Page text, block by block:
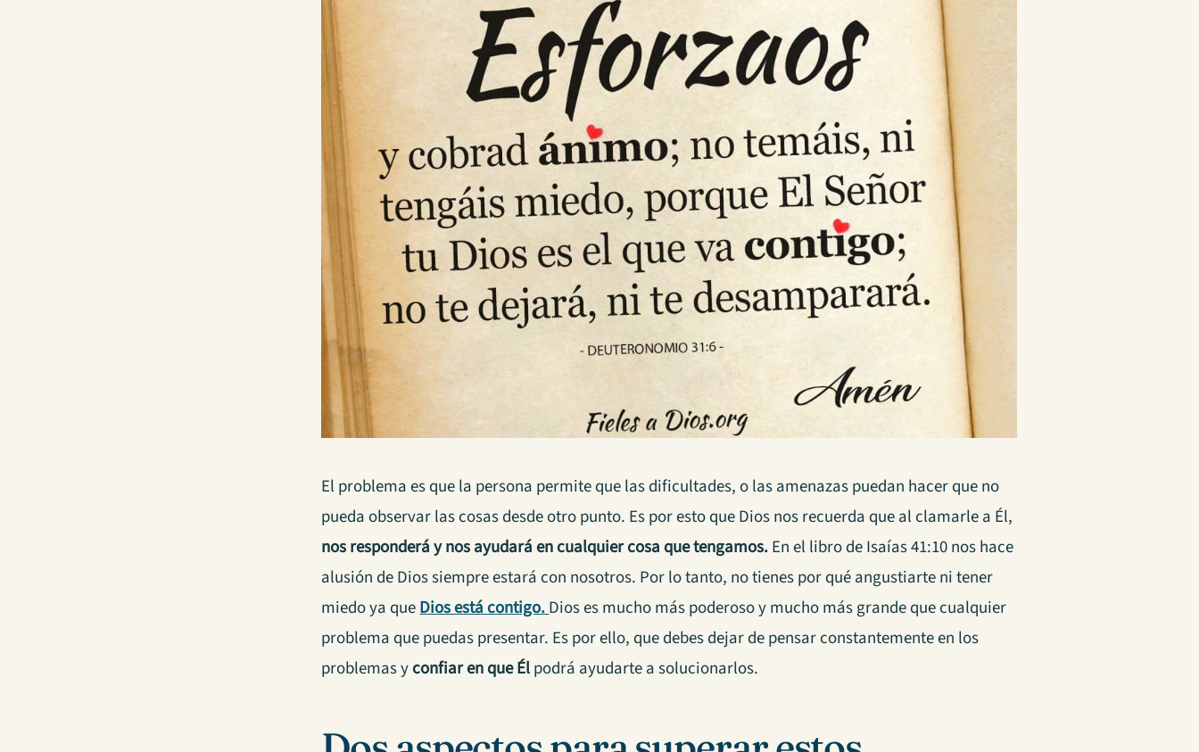
El problema es que la persona permite que las dificultades, o las amenazas puedan hacer que no
pueda observar las cosas desde otro punto. Es por esto que Dios nos recuerda que al clamarle a Él,
nos responderá y nos ayudará en cualquier cosa que tengamos.En el libro de Isaías 41:10 nos hace
alusión de Dios siempre estará con nosotros. Por lo tanto, no tienes por qué angustiarte ni tener
miedo ya queDios está contigo.Dios es mucho más poderoso y mucho más grande que cualquier
problema que puedas presentar. Es por ello, que debes dejar de pensar constantemente en los
problemas yconfiar en que Élpodrá ayudarte a solucionarlos.